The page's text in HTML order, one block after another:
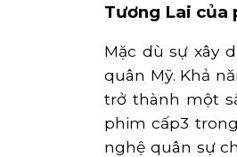
Tương Lai của
Mặc dù sự xây
quân Mỹ. Khả
trở thành một
phim cấp3
nghệ quân sự